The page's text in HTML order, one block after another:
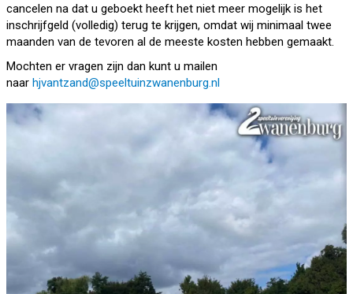
cancelen na dat u geboekt heeft het niet meer mogelijk is het
inschrijfgeld (volledig) terug te krijgen, omdat wij minimaal twee
maanden van de tevoren al de meeste kosten hebben gemaakt.
Mochten er vragen zijn dan kunt u mailen
naar hjvantzand@speeltuinzwanenburg.nl